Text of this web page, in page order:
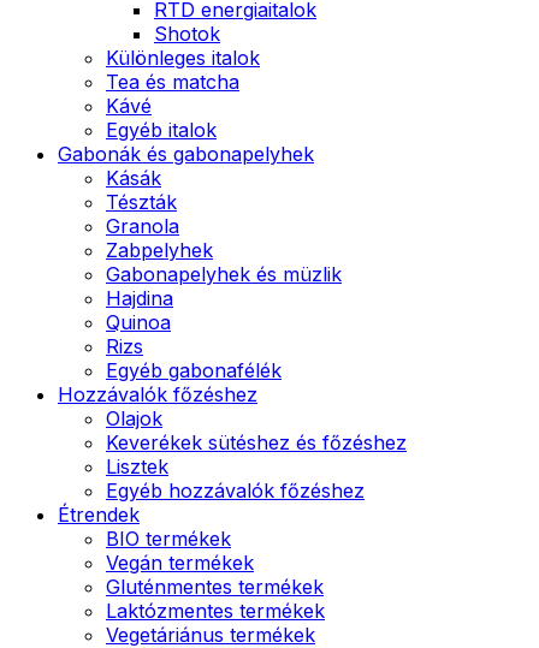
RTD energiaitalok
Shotok
Különleges italok
Tea és matcha
Kávé
Egyéb italok
Gabonák és gabonapelyhek
Kásák
Tészták
Granola
Zabpelyhek
Gabonapelyhek és müzlik
Hajdina
Quinoa
Rizs
Egyéb gabonafélék
Hozzávalók főzéshez
Olajok
Keverékek sütéshez és főzéshez
Lisztek
Egyéb hozzávalók főzéshez
Étrendek
BIO termékek
Vegán termékek
Gluténmentes termékek
Laktózmentes termékek
Vegetáriánus termékek